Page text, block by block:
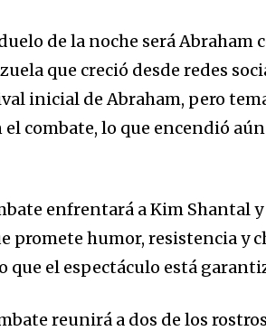
de la noche será Abraham
que creció desde redes
inicial de Abraham, pero
combate, lo que encendió
enfrentará a Kim Shantal
promete humor, resistencia y
que el espectáculo está
reunirá a dos de los